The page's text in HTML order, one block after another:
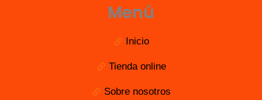
Menú
Inicio
Tienda online
Sobre nosotros